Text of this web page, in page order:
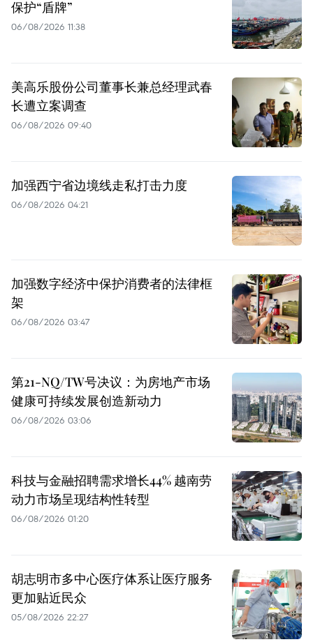
保护“盾牌”
06/08/2026 11:38
美高乐股份公司董事长兼总经理武春
长遭立案调查
06/08/2026 09:40
加强西宁省边境线走私打击力度
06/08/2026 04:21
加强数字经济中保护消费者的法律框
架
06/08/2026 03:47
第21-NQ/TW号决议：为房地产市场
健康可持续发展创造新动力
06/08/2026 03:06
科技与金融招聘需求增长44% 越南劳
动力市场呈现结构性转型
06/08/2026 01:20
胡志明市多中心医疗体系让医疗服务
更加贴近民众
05/08/2026 22:27